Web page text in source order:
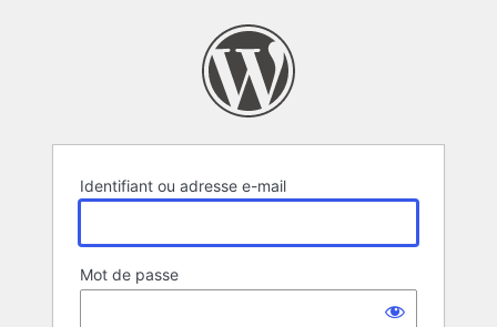
Identifiant ou adresse e-mail
Mot de passe